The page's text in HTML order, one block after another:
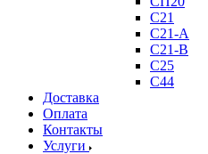
С21
С21-А
С21-В
С25
С44
Доставка
Оплата
Контакты
Услуги